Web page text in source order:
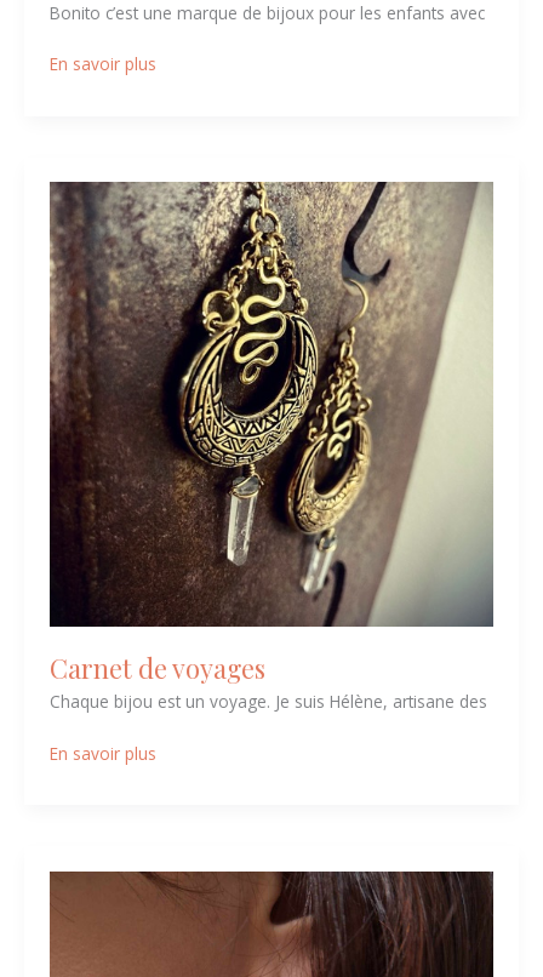
Bonito c’est une marque de bijoux pour les enfants avec
En savoir plus
Carnet de voyages
Chaque bijou est un voyage. Je suis Hélène, artisane des
Carnet
de
voyages
En savoir plus